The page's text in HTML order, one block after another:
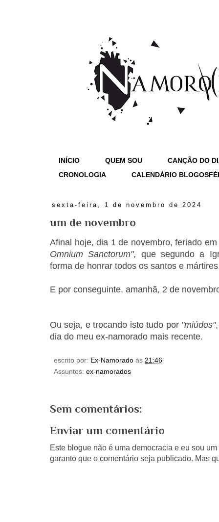
INÍCIO QUEM SOU
CANÇÃO DO
CRONOLOGIA
CALENDÁRIO
sexta-feira, 1 de novembro de 2024
um de novembro
Afinal hoje, dia 1 de novembro, feriado
Omnium Sanctorum", que segundo a
forma de honrar todos os santos e
E por conseguinte, amanhã, 2 de
Ou seja, e trocando isto tudo por "miúdos"
dia do meu ex-namorado mais recente.
escrito por: Ex-Namorado às 21:46
Assuntos: ex-namorados
Sem comentários:
Enviar um comentário
Este blogue não é uma democracia e eu sou
garanto que o comentário seja publicado. Mas